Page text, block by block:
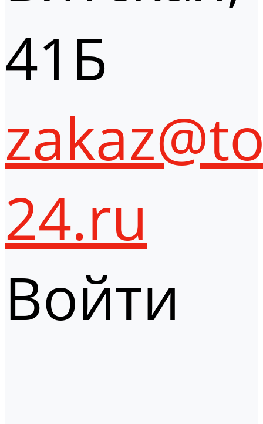
41Б
24.ru
Войти